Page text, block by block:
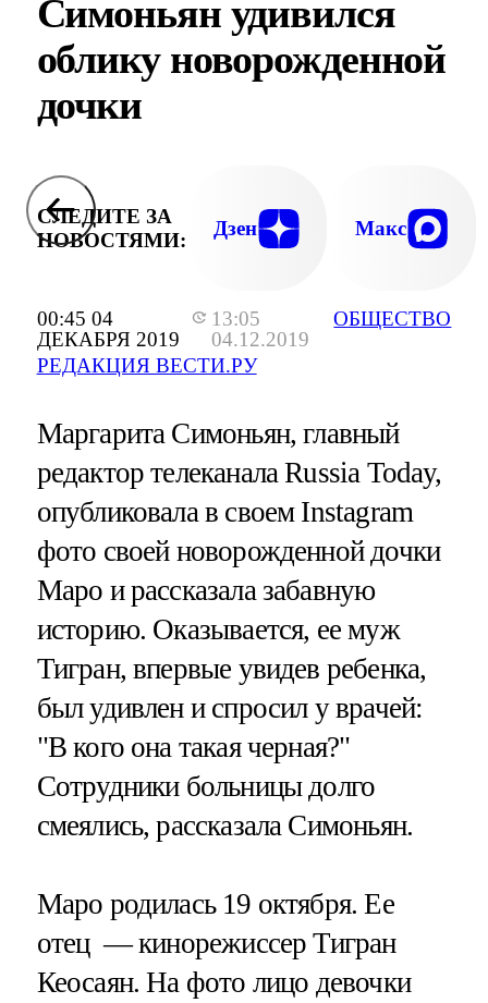
00:45 04
ДЕКАБРЯ 2019
13:05
04.12.2019
РЕДАКЦИЯ ВЕСТИ.РУ
ОБЩЕСТВО
Симоньян удивился
облику новорожденной
дочки
СЛЕДИТЕ ЗА
НОВОСТЯМИ:
Дзен Макс
Маргарита Симоньян, главный
редактор телеканала Russia Today,
опубликовала в своем Instagram
фото своей новорожденной дочки
Маро и рассказала забавную
историю. Оказывается, ее муж
Тигран, впервые увидев ребенка,
был удивлен и спросил у врачей:
"В кого она такая черная?"
Сотрудники больницы долго
смеялись, рассказала Симоньян.
Маро родилась 19 октября. Ее
отец — кинорежиссер Тигран
Кеосаян. На фото лицо девочки